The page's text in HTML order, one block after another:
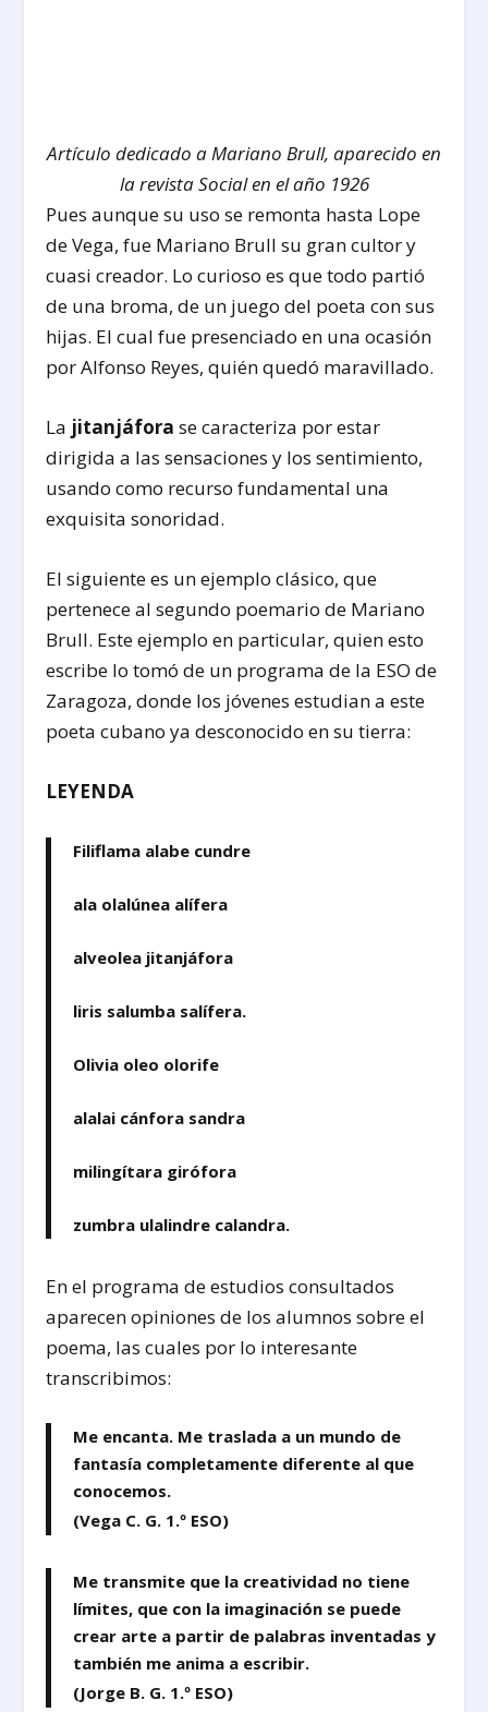
Artículo dedicado a Mariano Brull, aparecido en
la revista Social en el año 1926
Pues aunque su uso se remonta hasta Lope
de Vega, fue Mariano Brull su gran cultor y
cuasi creador. Lo curioso es que todo partió
de una broma, de un juego del poeta con sus
hijas. El cual fue presenciado en una ocasión
por Alfonso Reyes, quién quedó maravillado.
La jitanjáfora se caracteriza por estar
dirigida a las sensaciones y los sentimiento,
usando como recurso fundamental una
exquisita sonoridad.
El siguiente es un ejemplo clásico, que
pertenece al segundo poemario de Mariano
Brull. Este ejemplo en particular, quien esto
escribe lo tomó de un programa de la ESO de
Zaragoza, donde los jóvenes estudian a este
poeta cubano ya desconocido en su tierra:
LEYENDA
Filiflama alabe cundre
ala olalúnea alífera
alveolea jitanjáfora
liris salumba salífera.
Olivia oleo olorife
alalai cánfora sandra
milingítara girófora
zumbra ulalindre calandra.
En el programa de estudios consultados
aparecen opiniones de los alumnos sobre el
poema, las cuales por lo interesante
transcribimos:
Me encanta. Me traslada a un mundo de
fantasía completamente diferente al que
conocemos.
(Vega C. G. 1.º ESO)
Me transmite que la creatividad no tiene
límites, que con la imaginación se puede
crear arte a partir de palabras inventadas y
también me anima a escribir.
(Jorge B. G. 1.º ESO)